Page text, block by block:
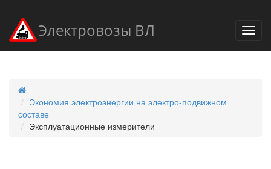
Электровозы ВЛ
Экономия электроэнергии на электро-подвижном
составе
Эксплуатационные измерители